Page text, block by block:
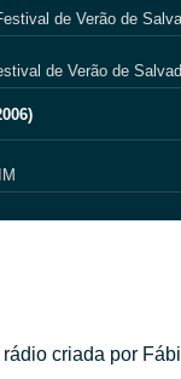
de Verão de
de Verão de
- 2020
De Amar
criada por